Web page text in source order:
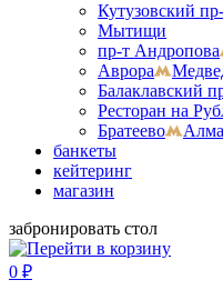
Кутузовский
Мытищи
пр-т Андропова
Аврора
Балаклавский
Ресторан на
Братеево
банкеты
кейтеринг
магазин
забронировать стол
0 ₽